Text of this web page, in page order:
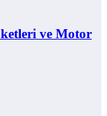
ve Motor